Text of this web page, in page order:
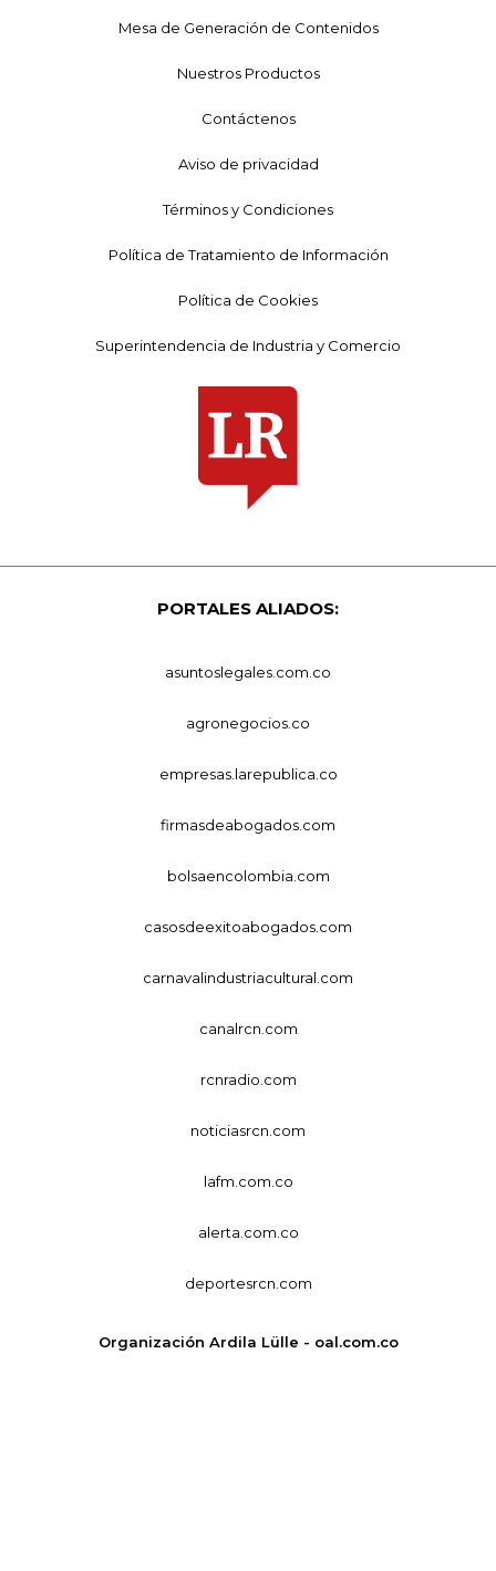
Mesa de Generación de Contenidos
Nuestros Productos
Contáctenos
Aviso de privacidad
Términos y Condiciones
Política de Tratamiento de Información
Política de Cookies
Superintendencia de Industria y Comercio
PORTALES ALIADOS:
asuntoslegales.com.co
agronegocios.co
empresas.larepublica.co
firmasdeabogados.com
bolsaencolombia.com
casosdeexitoabogados.com
carnavalindustriacultural.com
canalrcn.com
rcnradio.com
noticiasrcn.com
lafm.com.co
alerta.com.co
deportesrcn.com
Organización Ardila Lülle - oal.com.co